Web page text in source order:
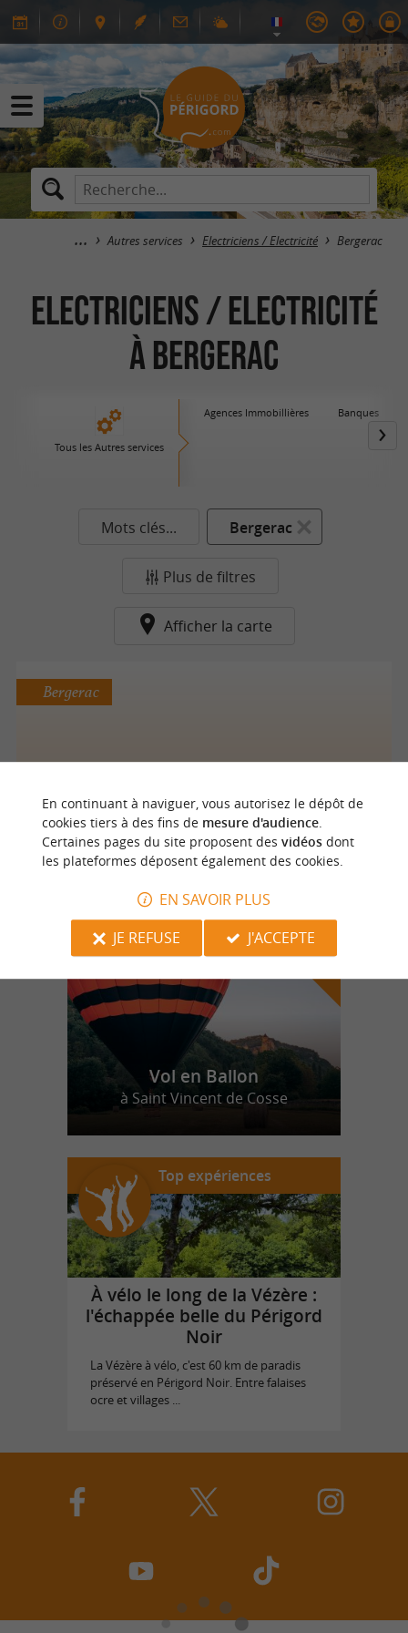
Autres services Electriciens / Electricité Bergerac
Electriciens / Electricité
à Bergerac
Tous les Autres services
Agences Immobillières Banques
Mots clés... Bergerac
Plus de filtres
Afficher la carte
Bergerac
n
o
t
r
e
c
o
u
p
d
e
c
o
e
u
r
Vol en Ballon
à Saint Vincent de Cosse
Top expériences
À vélo le long de la Vézère :
l'échappée belle du Périgord
Noir
La Vézère à vélo, c'est 60 km de paradis
préservé en Périgord Noir. Entre falaises
ocre et villages ...
En continuant à naviguer, vous autorisez le dépôt de
cookies tiers à des fins de mesure d'audience.
Certaines pages du site proposent des vidéosdont
les plateformes déposent également des cookies.
EN SAVOIR PLUS
JE REFUSE
J'ACCEPTE